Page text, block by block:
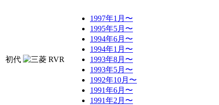
初代
1997年1月〜
1995年5月〜
1994年6月〜
1994年1月〜
1993年8月〜
1993年5月〜
1992年10月〜
1991年6月〜
1991年2月〜